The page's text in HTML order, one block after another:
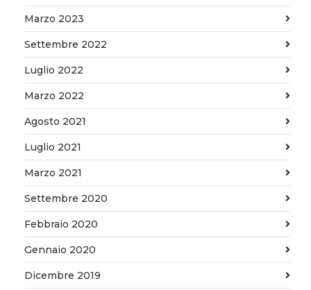
Marzo 2023
Settembre 2022
Luglio 2022
Marzo 2022
Agosto 2021
Luglio 2021
Marzo 2021
Settembre 2020
Febbraio 2020
Gennaio 2020
Dicembre 2019